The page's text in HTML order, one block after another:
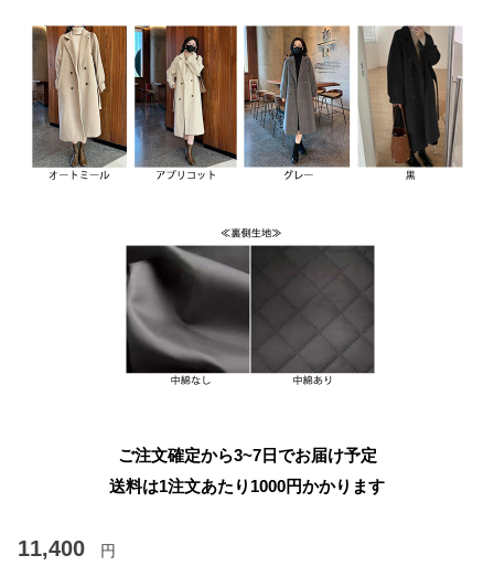
ご注文確定から3~7日でお届け予定
送料は1注文あたり 1000円かかります
11,400 円